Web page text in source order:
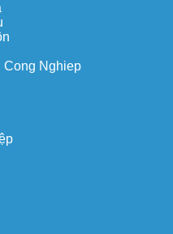
Cong Nghiep